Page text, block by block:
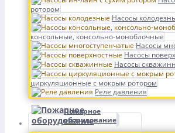
ротором
Насосы
консольные, консольно-моноблочные
Насосы
Насосы
Насосы
циркуляционные с мокрым ротором
Реле давления
Пожарное
оборудование